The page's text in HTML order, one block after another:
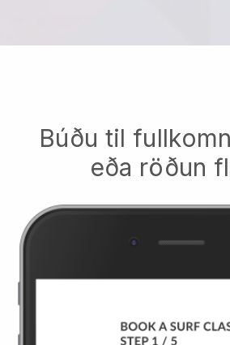
Búðu til
eða röðun